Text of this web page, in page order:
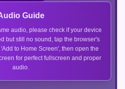
Guide
audio, please check if your device
but still no sound, tap the browser's
to Home Screen', then open the
for perfect fullscreen and proper
audio.